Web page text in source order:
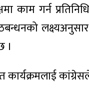
काम गर्न
।